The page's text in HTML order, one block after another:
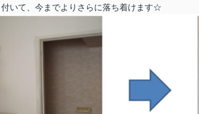
いて、今までよりさらに落ち着けます☆